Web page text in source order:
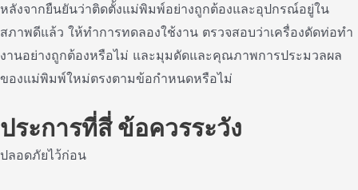
หลังจากยืนยันว่าติดตั้งแม่พิมพ์อย่างถูกต้องและอุปกรณ์อยู่ใน
สภาพดีแล้ว ให้ทําการทดลองใช้งาน ตรวจสอบว่าเครื่องดัดท่อทํา
งานอย่างถูกต้องหรือไม่ และมุมดัดและคุณภาพการประมวลผล
ของแม่พิมพ์ใหม่ตรงตามข้อกําหนดหรือไม่
ประการที่สี่ ข้อควรระวัง
ปลอดภัยไว้ก่อน